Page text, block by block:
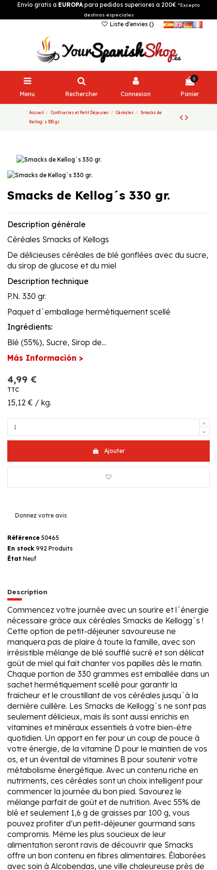
Envío gratis a EUROPApara pedidos superiores a 200€ *Excepto
destinos especiales
Liste d'envies ()
Menu Rechercher Connexion
0
Panier
Accueil Confiseries et Petit Déjeuner Céréales
Smacks de
Kellog´s 330 gr.
Smacks de Kellog´s 330 gr.
Description générale
Céréales Smacks of Kellogs
De délicieuses céréales de blé gonflées avec du sucre,
du sirop de glucose et du miel
Description technique
P.N. 330 gr.
Paquet d´emballage hermétiquement scellé
Ingrédients:
Blé (55%), Sucre, Sirop de...
Más Información >
4,99 €
TTC
15,12 € / kg.
Ajouter
Donnez votre avis
Référence 50465
En stock 992 Produits
État Neuf
Description
Commencez votre journée avec un sourire et l´énergie
nécessaire grâce aux céréales Smacks de Kellogg´s !
Cette option de petit-déjeuner savoureuse ne
manquera pas de plaire à toute la famille, avec son
irrésistible mélange de blé soufflé sucré et son délicat
goût de miel qui fait chanter vos papilles dès le matin.
Chaque portion de 330 grammes est emballée dans un
sachet hermétiquement scellé pour garantir la
fraîcheur et le croustillant de vos céréales jusqu´à la
dernière cuillère. Les Smacks de Kellogg´s ne sont pas
seulement délicieux, mais ils sont aussi enrichis en
vitamines et minéraux essentiels à votre bien-être
quotidien. Un apport en fer pour un coup de pouce à
votre énergie, de la vitamine D pour le maintien de vos
os, et un éventail de vitamines B pour soutenir votre
métabolisme énergétique. Avec un contenu riche en
nutriments, ces céréales sont un choix intelligent pour
commencer la journée du bon pied. Savourez le
mélange parfait de goût et de nutrition. Avec 55% de
blé et seulement 1,6 g de graisses par 100 g, vous
pouvez profiter d’un petit-déjeuner gourmand sans
compromis. Même les plus soucieux de leur
alimentation seront ravis de découvrir que Smacks
offre un bon contenu en fibres alimentaires. Élaborées
avec soin à Alcobendas, une ville chaleureuse près de